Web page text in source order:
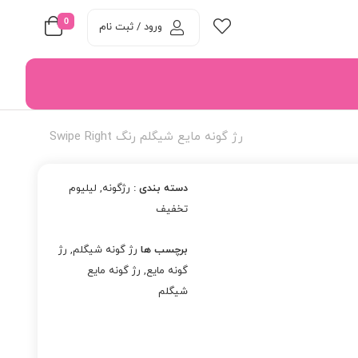
0 ورود / ثبت نام
رژ گونه مایع شیگلم رنگ Swipe Right
دسته بندی : رژگونه, لیلیوم
تخفیف
برچسب ها رژ گونه شیگلم, رژ
گونه مایع, رژ گونه مایع
شیگلم